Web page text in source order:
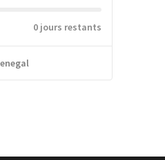
0 jours restants